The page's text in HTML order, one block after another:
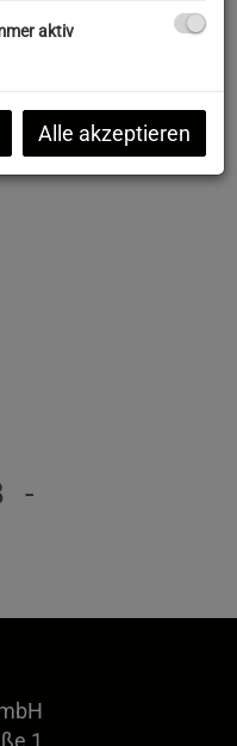
-
1
aktiv
Alle akzeptieren